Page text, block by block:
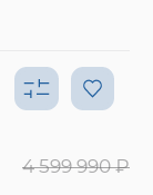
4 599 990 ₽